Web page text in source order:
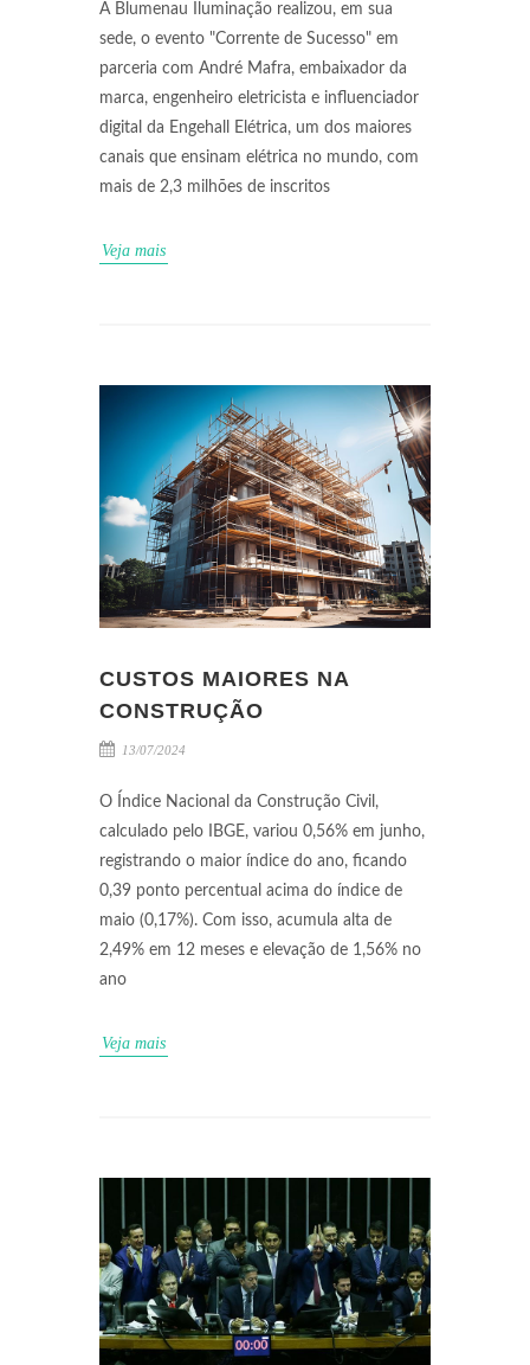
A Blumenau Iluminação realizou, em sua
sede, o evento "Corrente de Sucesso" em
parceria com André Mafra, embaixador da
marca, engenheiro eletricista e influenciador
digital da Engehall Elétrica, um dos maiores
canais que ensinam elétrica no mundo, com
mais de 2,3 milhões de inscritos
Veja mais
CUSTOS MAIORES NA
CONSTRUÇÃO
13/07/2024
O Índice Nacional da Construção Civil,
calculado pelo IBGE, variou 0,56% em junho,
registrando o maior índice do ano, ficando
0,39 ponto percentual acima do índice de
maio (0,17%). Com isso, acumula alta de
2,49% em 12 meses e elevação de 1,56% no
ano
Veja mais